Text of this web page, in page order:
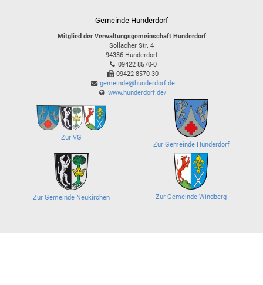
Gemeinde Hunderdorf
Mitglied der Verwaltungsgemeinschaft Hunderdorf
Sollacher Str. 4
94336 Hunderdorf
09422 8570-0
09422 8570-30
gemeinde@hunderdorf.de
www.hunderdorf.de/
Zur VG
Zur Gemeinde Hunderdorf
Zur Gemeinde Neukirchen Zur Gemeinde Windberg